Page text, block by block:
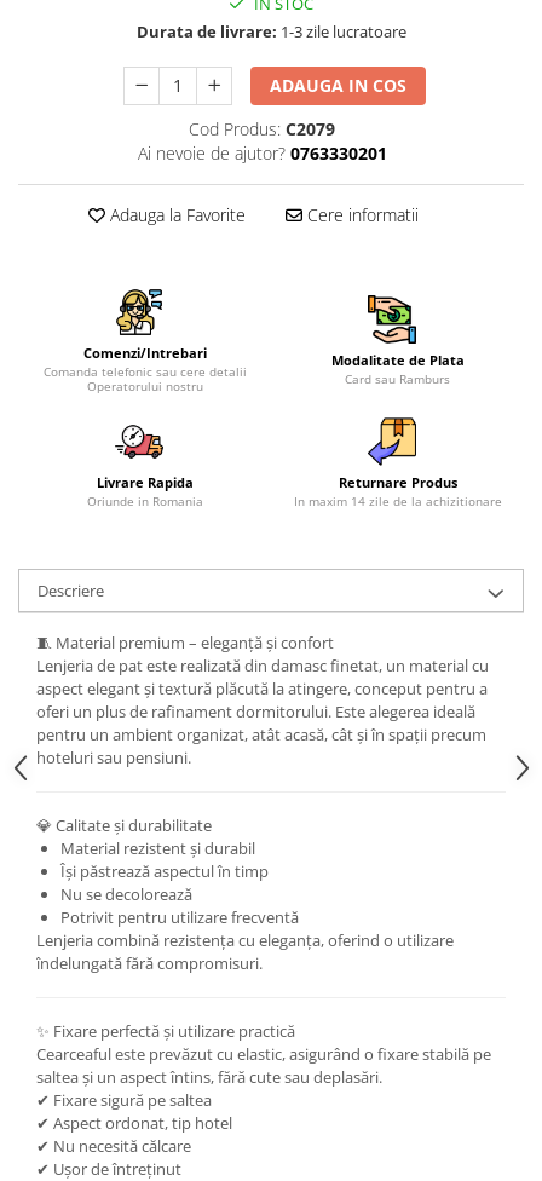
Durata de livrare: 1-3 zile lucratoare
ADAUGA IN COS
Cod Produs: C2079
Ai nevoie de ajutor? 0763330201
Adauga la Favorite Cere informatii
Comenzi/Intrebari
Comanda telefonic sau cere detalii
Operatorului nostru
Modalitate de Plata
Card sau Ramburs
Livrare Rapida
Oriunde in Romania
Returnare Produs
In maxim 14 zile de la achizitionare
Descriere
🧵 Material premium – eleganță și confort
Lenjeria de pat este realizată din damasc finetat, un material cu
aspect elegant și textură plăcută la atingere, conceput pentru a
oferi un plus de rafinament dormitorului. Este alegerea ideală
pentru un ambient organizat, atât acasă, cât și în spații precum
hoteluri sau pensiuni.
💎 Calitate și durabilitate
Material rezistent și durabil
Își păstrează aspectul în timp
Nu se decolorează
Potrivit pentru utilizare frecventă
Lenjeria combină rezistența cu eleganța, oferind o utilizare
îndelungată fără compromisuri.
✨ Fixare perfectă și utilizare practică
Cearceaful este prevăzut cu elastic, asigurând o fixare stabilă pe
saltea și un aspect întins, fără cute sau deplasări.
✔ Fixare sigură pe saltea
✔ Aspect ordonat, tip hotel
✔ Nu necesită călcare
✔ Ușor de întreținut